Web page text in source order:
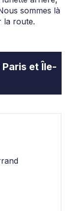
sommes là
la route.
et Île-